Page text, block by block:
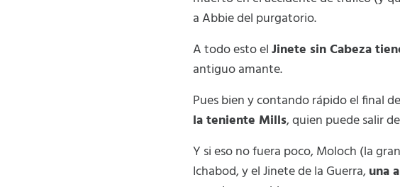
a Abbie del purgatorio.
A todo esto elJinete sin Cabeza
antiguo amante.
Pues bien y contando rápido el final
la teniente Mills, quien puede salir
Y si eso no fuera poco, Moloch (la
Ichabod, y el Jinete de la Guerra,una